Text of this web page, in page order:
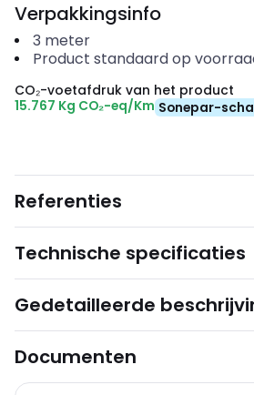
Verpakkingsinfo
3 meter
Product standaard op
CO₂-voetafdruk van het product
15.767 Kg CO₂-eq/Km Sonepar-
Referenties
Technische specificaties
Gedetailleerde
Documenten